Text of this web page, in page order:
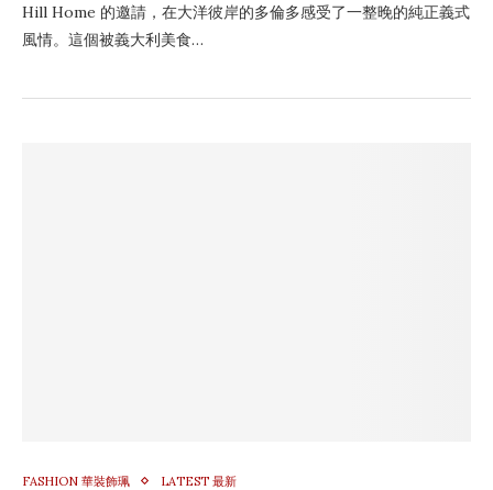
Hill Home 的邀請，在大洋彼岸的多倫多感受了一整晚的純正義式
風情。這個被義大利美食…
FASHION 華裝飾珮 LATEST 最新